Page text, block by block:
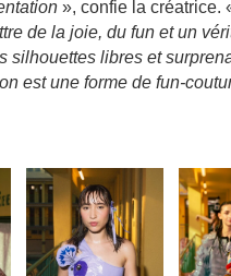
», confie la créatrice.
de la joie, du fun et un
silhouettes libres et
est une forme de fun-